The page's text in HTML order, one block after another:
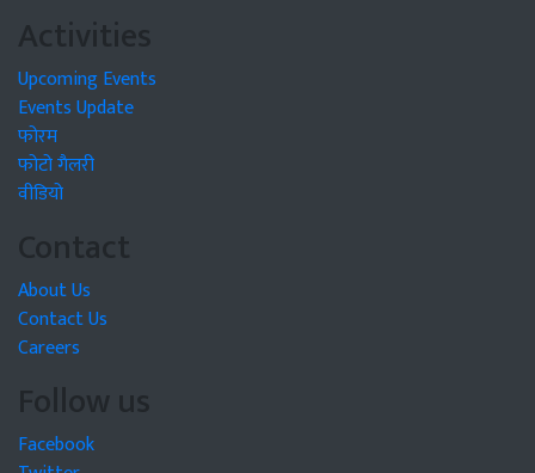
Activities
Upcoming Events
Events Update
फोरम
फोटो गैलरी
वीडियो
Contact
About Us
Contact Us
Careers
Follow us
Facebook